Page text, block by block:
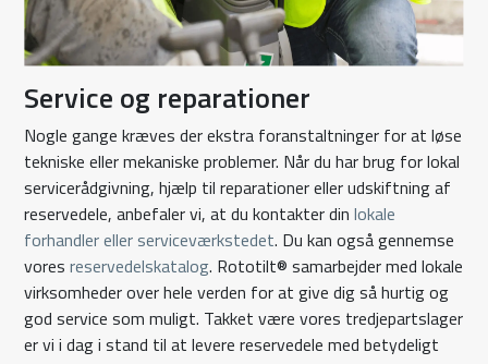
Service og reparationer
Nogle gange kræves der ekstra foranstaltninger for at løse
tekniske eller mekaniske problemer. Når du har brug for lokal
servicerådgivning, hjælp til reparationer eller udskiftning af
reservedele, anbefaler vi, at du kontakter dinlokale
forhandler eller serviceværkstedet. Du kan også gennemse
voresreservedelskatalog. Rototilt® samarbejder med lokale
virksomheder over hele verden for at give dig så hurtig og
god service som muligt. Takket være vores tredjepartslager
er vi i dag i stand til at levere reservedele med betydeligt